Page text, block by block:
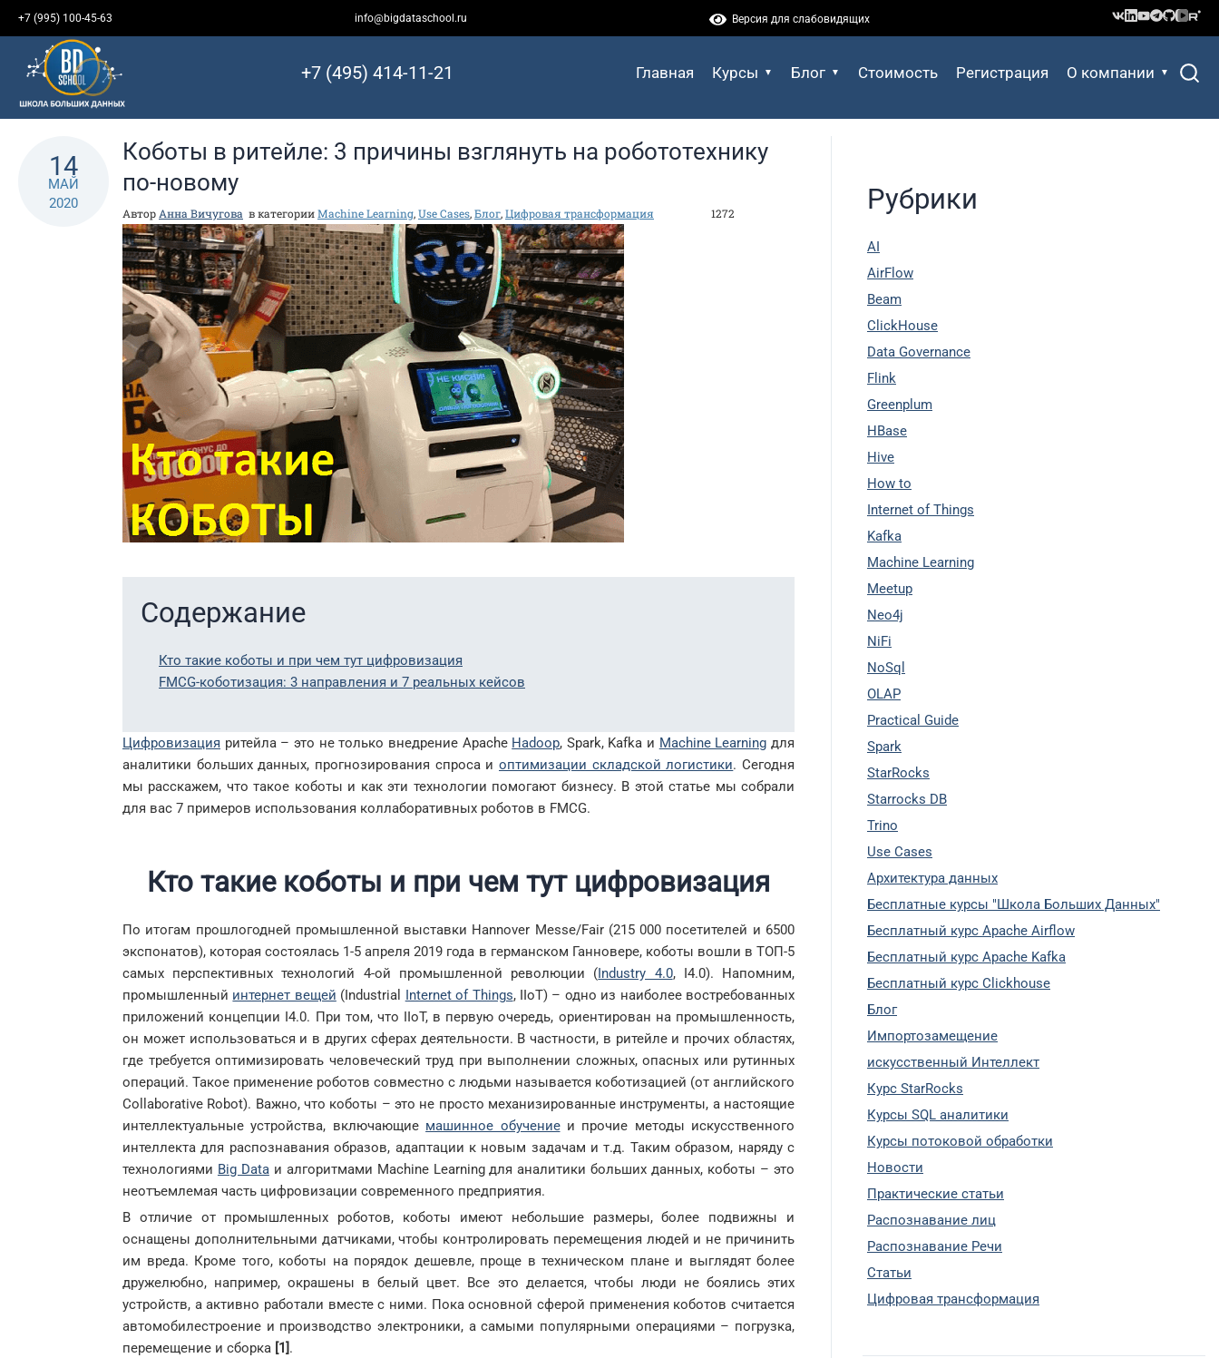
Перейти
контенту
+7 (995) 100-45-63 info@bigdataschool.ru Версия для слабовидящих
+7 (495) 414-11-21 Главная Курсы Блог Стоимость Регистрация О компании
14
МАЙ
2020
Коботы в ритейле: 3 причины взглянуть на робототехнику
по-новому
Автор Анна Вичугова в категорииMachine Learning,Use Cases,Блог,Цифровая трансформация 1272
Содержание
Кто такие коботы и при чем тут цифровизация
FMCG-коботизация: 3 направления и 7 реальных кейсов
Цифровизация ритейла – это не только внедрение Apache Hadoop, Spark, Kafka и Machine Learning для
аналитики больших данных, прогнозирования спроса и оптимизации складской логистики. Сегодня
мы расскажем, что такое коботы и как эти технологии помогают бизнесу. В этой статье мы собрали
для вас 7 примеров использования коллаборативных роботов в FMCG.
Кто такие коботы и при чем тут цифровизация
По итогам прошлогодней промышленной выставки Hannover Messe/Fair (215 000 посетителей и 6500
экспонатов), которая состоялась 1-5 апреля 2019 года в германском Ганновере, коботы вошли в ТОП-5
самых перспективных технологий 4-ой промышленной революции (Industry 4.0, I4.0). Напомним,
промышленный интернет вещей (Industrial Internet of Things, IIoT) – одно из наиболее востребованных
приложений концепции I4.0. При том, что IIoT, в первую очередь, ориентирован на промышленность,
он может использоваться и в других сферах деятельности. В частности, в ритейле и прочих областях,
где требуется оптимизировать человеческий труд при выполнении сложных, опасных или рутинных
операций. Такое применение роботов совместно с людьми называется коботизацией (от английского
Collaborative Robot). Важно, что коботы – это не просто механизированные инструменты, а настоящие
интеллектуальные устройства, включающие машинное обучениеи прочие методы искусственного
интеллекта для распознавания образов, адаптации к новым задачам и т.д. Таким образом, наряду с
технологиями Big Data и алгоритмами Machine Learning для аналитики больших данных, коботы – это
неотъемлемая часть цифровизации современного предприятия.
В отличие от промышленных роботов, коботы имеют небольшие размеры, более подвижны и
оснащены дополнительными датчиками, чтобы контролировать перемещения людей и не причинить
им вреда. Кроме того, коботы на порядок дешевле, проще в техническом плане и выглядят более
дружелюбно, например, окрашены в белый цвет. Все это делается, чтобы люди не боялись этих
устройств, а активно работали вместе с ними. Пока основной сферой применения коботов считается
автомобилестроение и производство электроники, а самыми популярными операциями – погрузка,
перемещение и сборка [1].
Рубрики
AI
AirFlow
Beam
ClickHouse
Data Governance
Flink
Greenplum
HBase
Hive
How to
Internet of Things
Kafka
Machine Learning
Meetup
Neo4j
NiFi
NoSql
OLAP
Practical Guide
Spark
StarRocks
Starrocks DB
Trino
Use Cases
Архитектура данных
Бесплатные курсы "Школа Больших Данных"
Бесплатный курс Apache Airflow
Бесплатный курс Apache Kafka
Бесплатный курс Clickhouse
Блог
Импортозамещение
искусственный Интеллект
Курс StarRocks
Курсы SQL аналитики
Курсы потоковой обработки
Новости
Практические статьи
Распознавание лиц
Распознавание Речи
Статьи
Цифровая трансформация